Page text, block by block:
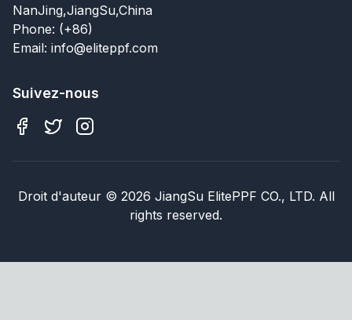
NanJing,JiangSu,China
Phone: (+86)
Email: info@eliteppf.com
Suivez-nous
Droit d'auteur© 2026 JiangSu ElitePPF CO., LTD. All
rights reserved.